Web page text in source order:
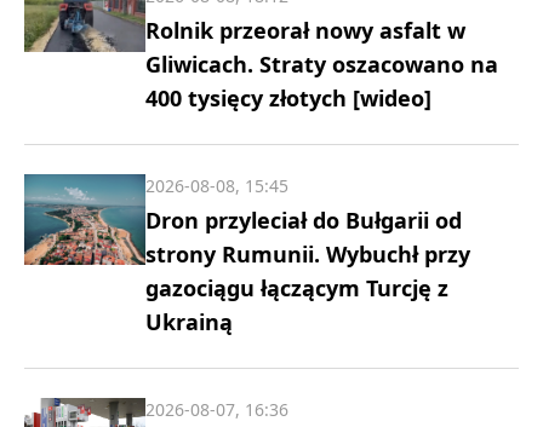
Rolnik przeorał nowy asfalt w
Gliwicach. Straty oszacowano na
400 tysięcy złotych [wideo]
Dron przyleciał do Bułgarii od
strony Rumunii. Wybuchł przy
gazociągu łączącym Turcję z
Ukrainą
2026-08-08, 15:45
2026-08-07, 16:36